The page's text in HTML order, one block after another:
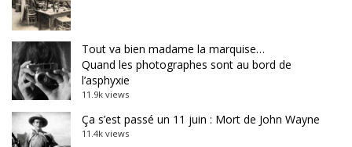
Tout va bien madame la marquise…
Quand les photographes sont au bord de
l’asphyxie
11.9k views
Ça s’est passé un 11 juin : Mort de John Wayne
11.4k views